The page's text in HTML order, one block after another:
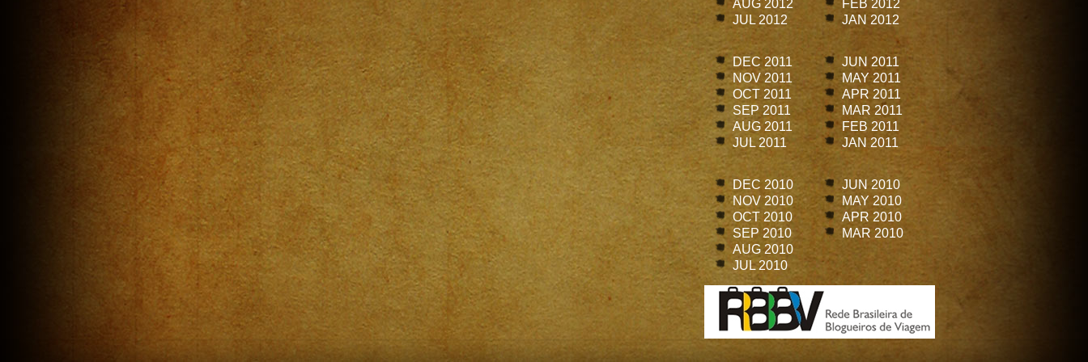
AUG 2012
JUL 2012
FEB 2012
JAN 2012
DEC 2011
NOV 2011
OCT 2011
SEP 2011
AUG 2011
JUL 2011
JUN 2011
MAY 2011
APR 2011
MAR 2011
FEB 2011
JAN 2011
DEC 2010
NOV 2010
OCT 2010
SEP 2010
AUG 2010
JUL 2010
JUN 2010
MAY 2010
APR 2010
MAR 2010